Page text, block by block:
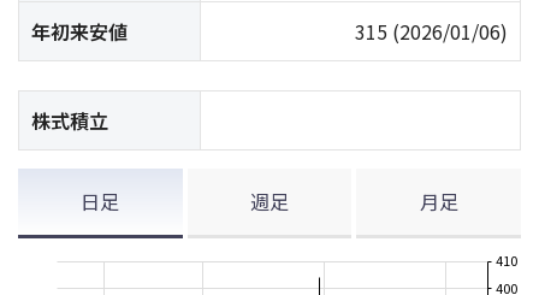
年初来安値 315 (2026/01/06)
株式積立
日足 週足 月足
400
410